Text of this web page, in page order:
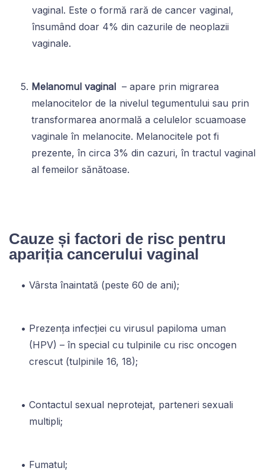
vaginal. Este o formă rară de cancer vaginal,
însumând doar 4% din cazurile de neoplazii
vaginale.
Melanomul vaginal – apare prin migrarea
melanocitelor de la nivelul tegumentului sau prin
transformarea anormală a celulelor scuamoase
vaginale în melanocite. Melanocitele pot fi
prezente, în circa 3% din cazuri, în tractul vaginal
al femeilor sănătoase.
Cauze și factori de risc pentru
apariția cancerului vaginal
Vârsta înaintată (peste 60 de ani);
Prezența infecției cu virusul papiloma uman
(HPV) – în special cu tulpinile cu risc oncogen
crescut (tulpinile 16, 18);
Contactul sexual neprotejat, parteneri sexuali
multipli;
Fumatul;